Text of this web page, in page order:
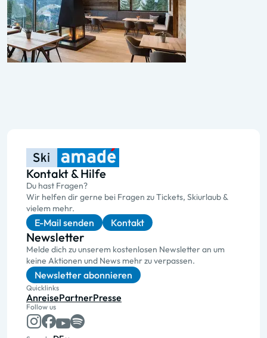
Kontakt & Hilfe
Du hast Fragen?
Wir helfen dir gerne bei Fragen zu Tickets, Skiurlaub &
vielem mehr.
E-Mail senden Kontakt
Newsletter
Melde dich zu unserem kostenlosen Newsletter an um
keine Aktionen und News mehr zu verpassen.
Newsletter abonnieren
Quicklinks
AnreisePartnerPresse
Follow us